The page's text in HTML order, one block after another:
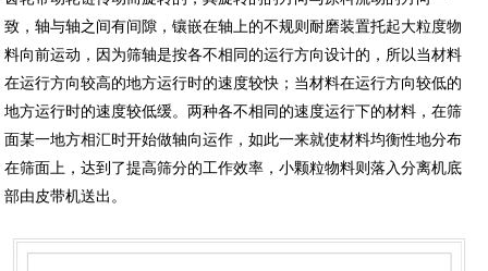
致，轴与轴之间有间隙，镶嵌在轴上的不规则耐磨装置托起大粒度物
料向前运动，因为筛轴是按各不相同的运行方向设计的，所以当材料
在运行方向较高的地方运行时的速度较快；当材料在运行方向较低的
地方运行时的速度较低缓。两种各不相同的速度运行下的材料，在筛
面某一地方相汇时开始做轴向运作，如此一来就使材料均衡性地分布
在筛面上，达到了提高筛分的工作效率，小颗粒物料则落入分离机底
部由皮带机送出。